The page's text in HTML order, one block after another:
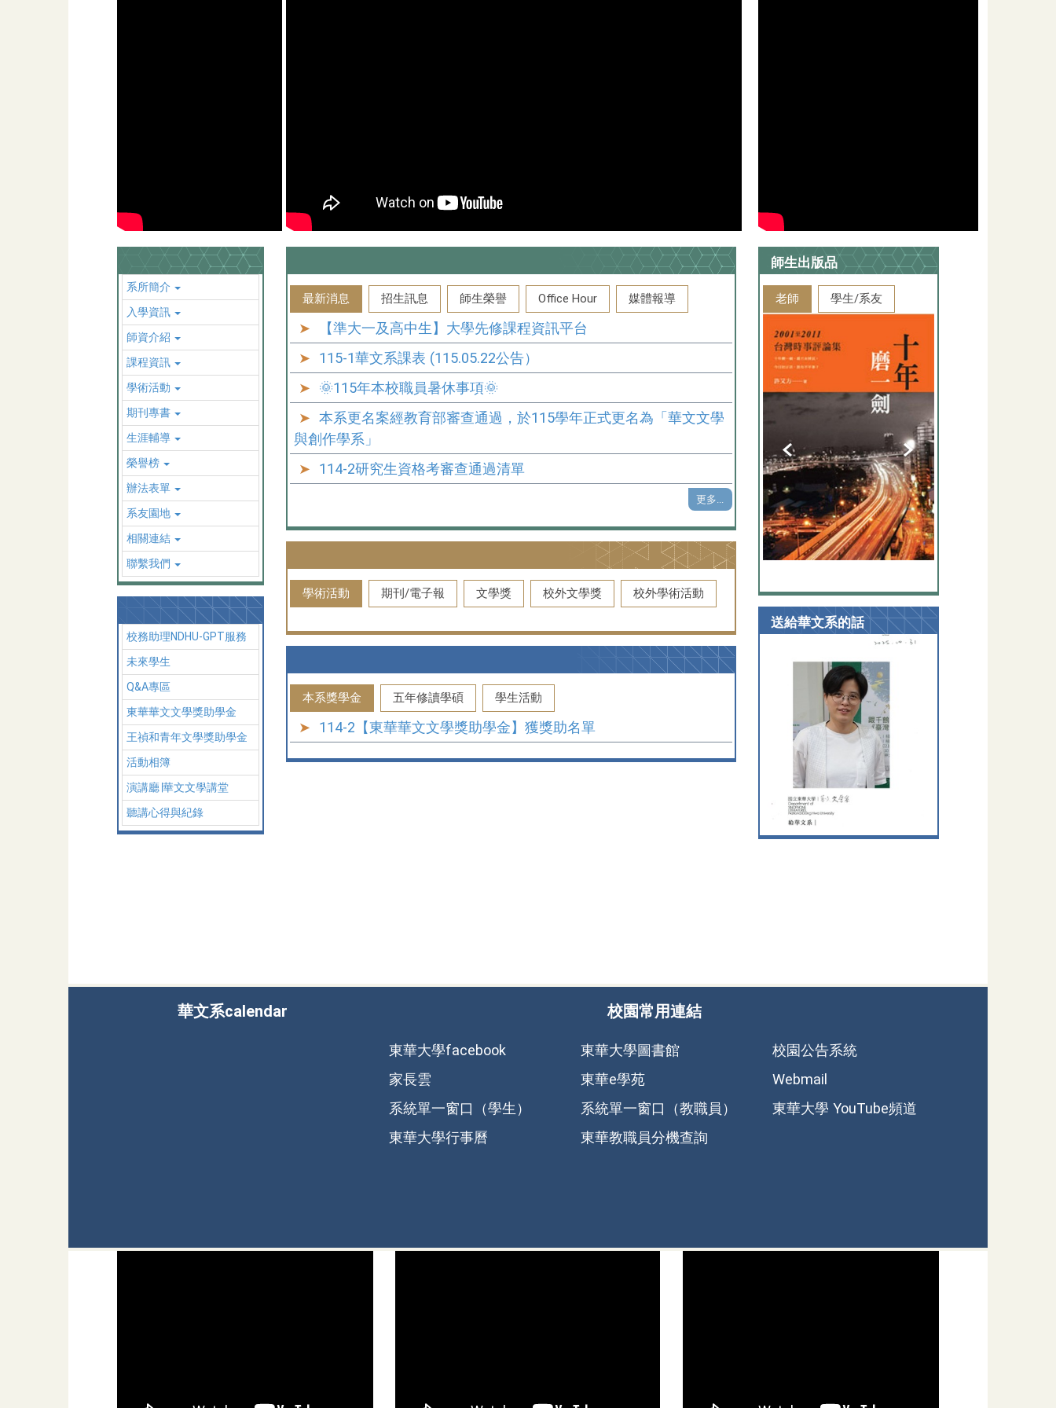
系所簡介
入學資訊
師資介紹
課程資訊
學術活動
期刊專書
生涯輔導
榮譽榜
辦法表單
系友園地
相關連結
聯繫我們
校務助理NDHU-GPT服務
未來學生
Q&A專區
東華華文文學獎助學金
王禎和青年文學獎助學金
活動相簿
演講廳∣華文文學講堂
聽講心得與紀錄
最新消息 招生訊息 師生榮譽 Office Hour 媒體報導
【準大一及高中生】大學先修課程資訊平台
115-1華文系課表 (115.05.22公告）
🌞115年本校職員暑休事項🌞
本系更名案經教育部審查通過，於115學年正式更名為「華文文學
與創作學系」
114-2研究生資格考審查通過清單
更多...
學術活動 期刊/電子報 文學獎 校外文學獎 校外學術活動
本系獎學金 五年修讀學碩 學生活動
114-2【東華華文文學獎助學金】獲獎助名單
師生出版品
老師 學生/系友
送給華文系的話
華文系calendar 校園常用連結
東華大學facebook 東華大學圖書館
校園公告系統
家長雲
東華e學苑
Webmail
系統單一窗口（學生）
系統單一窗口（教職員）
東華大學 YouTube頻道
東華大學行事曆
東華教職員分機查詢